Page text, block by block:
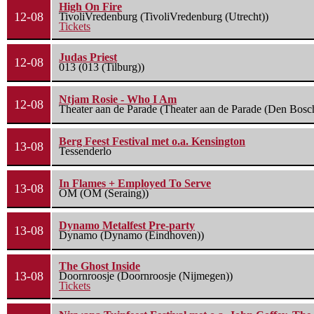
12-08
High On Fire
TivoliVredenburg (TivoliVredenburg (Utrecht))
Tickets
12-08
Judas Priest
013 (013 (Tilburg))
12-08
Ntjam Rosie - Who I Am
Theater aan de Parade (Theater aan de Parade (Den
13-08
Berg Feest Festival met o.a. Kensington
Tessenderlo
13-08
In Flames + Employed To Serve
OM (OM (Seraing))
13-08
Dynamo Metalfest Pre-party
Dynamo (Dynamo (Eindhoven))
13-08
The Ghost Inside
Doornroosje (Doornroosje (Nijmegen))
Tickets